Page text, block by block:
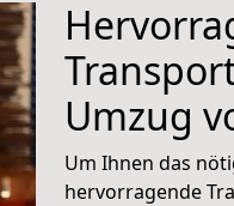
Umzug
Um Ihnen das
hervorragende